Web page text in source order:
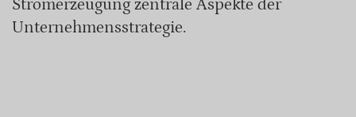
Stromerzeugung zentrale Aspekte der
Unternehmensstrategie.